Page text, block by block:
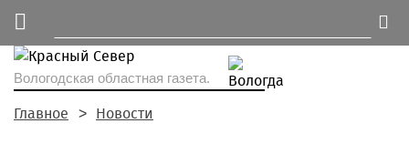
Вологодская областная газета.
Главное Новости